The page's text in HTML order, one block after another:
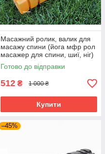
Масажний ролик, валик для
масажу спини (йога мфр рол
масажер для спини, шиї, ніг)
OSPORT 33*14 (MS 0857-1)
Мультиколір
Готово до відправки
512 ₴ 1 000 ₴
Купити
–45%